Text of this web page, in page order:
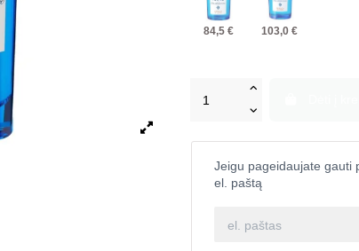
84,5 € 103,0 €
Jeigu pageidaujate gauti
el. paštą